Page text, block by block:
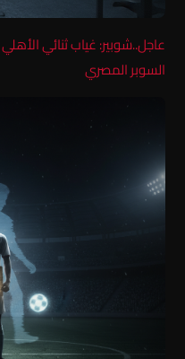
عاجل..شوبير: غياب ثنائي
السوبر المصري